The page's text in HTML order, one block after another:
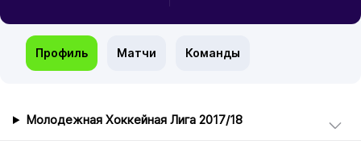
Профиль Матчи Команды
Молодежная Хоккейная Лига 2017/18